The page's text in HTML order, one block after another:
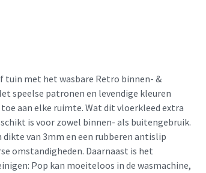
tuin met het wasbare Retro binnen- &
speelse patronen en levendige kleuren
aan elke ruimte. Wat dit vloerkleed extra
is voor zowel binnen- als buitengebruik.
van 3mm en een rubberen antislip
omstandigheden. Daarnaast is het
Pop kan moeiteloos in de wasmachine,